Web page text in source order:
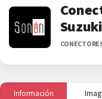
Suzuki
Información